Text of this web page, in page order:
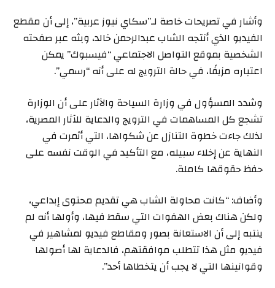
وأشار في تصريحات خاصة لـ”سكاي نيوز عربية”، إلى أن مقطع
الفيديو الذي أنتجه الشاب عبدالرحمن خالد، وبثه عبر صفحته
الشخصية بموقع التواصل الاجتماعي “فيسبوك” يمكن
اعتباره مزيفًا، في حالة الترويج له على أنه “رسمي”.
وشدد المسؤول في وزارة السياحة والآثار على أن الوزارة
تشجع كل المساهمات في الترويج والدعاية للآثار المصرية،
لذلك جاءت خطوة التنازل عن شكواها، التي أثمرت في
النهاية عن إخلاء سبيله، مع التأكيد في الوقت نفسه على
حفظ حقوقها كاملة.
وأضاف: “كانت محاولة الشاب هي تقديم محتوى إبداعي،
ولكن هناك بعض الهفوات التي سقط فيها، وأولها أنه لم
ينتبه إلى أن الاستعانة بصور ومقاطع فيديو لمشاهير في
فيديو مثل هذا تتطلب موافقتهم، فالدعاية لها أصولها
وقوانينها التي لا يجب أن يتخطاها أحد”.